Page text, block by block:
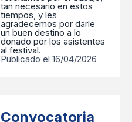
tan necesario en estos
tiempos, y les
agradecemos por darle
un buen destino a lo
donado por los asistentes
al festival.
Publicado el 16/04/2026
Convocatoria